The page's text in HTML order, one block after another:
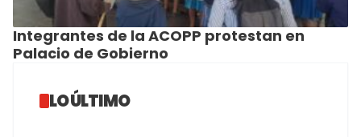
Integrantes de la ACOPP protestan en
Palacio de Gobierno
LO ÚLTIMO